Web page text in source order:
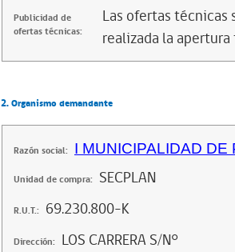
Publicidad de
ofertas técnicas:
Las ofertas
realizada la
2. Organismo demandante
Razón social: I MUNICIPALIDAD DE
Unidad de compra: SECPLAN
R.U.T.: 69.230.800-K
Dirección: LOS CARRERA S/N°